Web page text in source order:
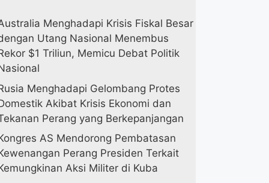
Menghadapi Krisis Fiskal Besar
Utang Nasional Menembus
$1 Triliun, Memicu Debat Politik
Menghadapi Gelombang Protes
Akibat Krisis Ekonomi dan
Perang yang Berkepanjangan
AS Mendorong Pembatasan
Perang Presiden Terkait
Aksi Militer di Kuba